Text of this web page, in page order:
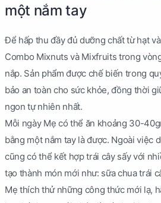
một nắm tay
Để hấp thu đầy đủ dưỡng chất từ hạt
Combo Mixnuts và Mixfruits trong
nắp. Sản phẩm được chế biến trong
bảo an toàn cho sức khỏe, đồng thời
ngon tự nhiên nhất.
Mỗi ngày Mẹ có thể ăn khoảng 30-
bằng một nắm tay là được. Ngoài việc
cũng có thể kết hợp trái cây sấy với
tạo thành món mới như: sữa chua trái
Mẹ thích thử những công thức mới lạ,